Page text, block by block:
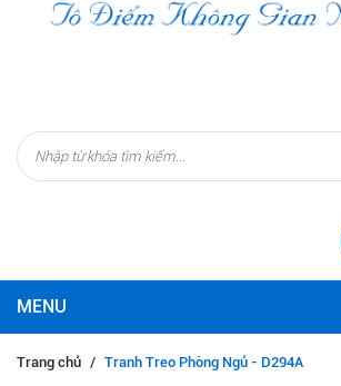
Trang chủ / Tranh Treo Phòng Ngủ - D294A